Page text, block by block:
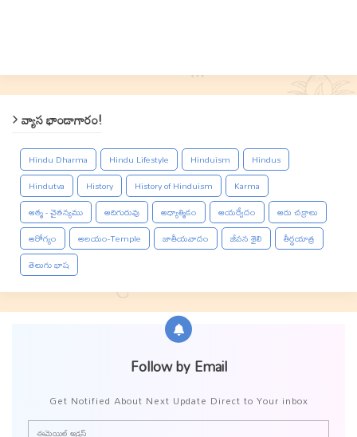
వ్యాస భాండాగారం!
Hindu Dharma Hindu Lifestyle Hinduism
Hindus
Hindutva
History History of Hinduism
Karma
ఆత్మ - చైతన్యము
ఆదిగురువు ఆధ్యాత్మికం ఆయర్వేదం
ఆరు చక్రాలు
ఆరోగ్యం
ఆలయం-Temple జాతీయవాదం జీవన శైలి
తీర్థయాత్ర
తెలుగు భాష
Follow by Email
Get Notified About Next Update Direct to Your inbox